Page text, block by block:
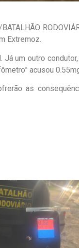
Extremoz.
Já um outro
acusou
as